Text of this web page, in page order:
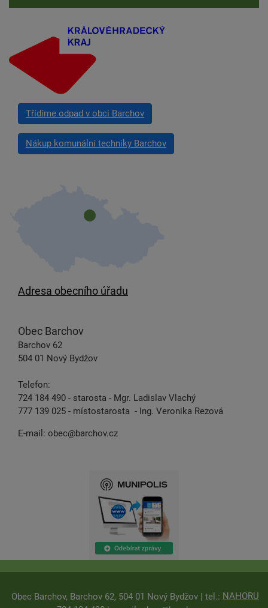
Třídíme odpad v obci Barchov
Nákup komunální techniky Barchov
Adresa obecního úřadu
Obec Barchov
Barchov 62
504 01 Nový Bydžov
Telefon:
724 184 490 - starosta - Mgr. Ladislav Vlachý
777 139 025 - místostarosta - Ing. Veronika Rezová
E-mail: obec@barchov.cz
NAHORU
Obec Barchov, Barchov 62, 504 01 Nový Bydžov | tel.: